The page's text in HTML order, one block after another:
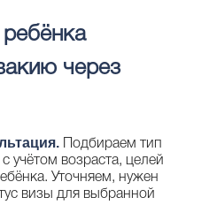
ребёнка
через
Подбираем тип
учётом возраста, целей
Уточняем, нужен
визы для выбранной